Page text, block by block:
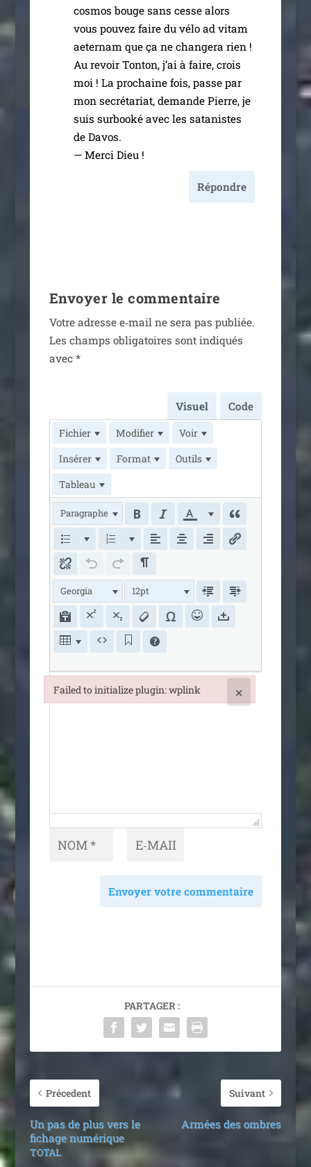
cos­mos bouge sans cesse alors
vous pou­vez faire du vélo ad vitam
aeter­nam que ça ne chan­ge­ra rien !
Au revoir Tonton, j’ai à faire, crois
moi ! La pro­chaine fois, passe par
mon secré­ta­riat, demande Pierre, je
suis sur­boo­ké avec les sata­nistes
de Davos.
— Merci Dieu !
Répondre
Envoyer le commentaire
Votre adresse e‑mail ne sera pas publiée.
Les champs obli­ga­toires sont indi­qués
avec *
Visuel Code
Fichier Modifier
Voir
Insérer
Format
Outils
Tableau
Paragraphe
Georgia 12pt
Envoyer votre commentaire
PARTAGER :
Précedent
Un pas de plus vers le
fichage numérique
TOTAL
Suivant
Armées des ombres
Failed to initialize plugin: wplink ×
Failed to initialize plugin: wplink